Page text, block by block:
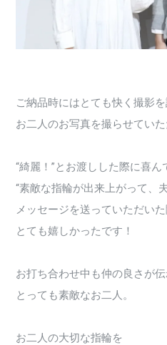
ご納品時にはとても快く撮影
お二人のお写真を撮らせていた
“綺麗！”とお渡しした際に喜ん
“素敵な指輪が出来上がって、
メッセージを送っていただい
とても嬉しかったです！
お打ち合わせ中も仲の良さが
とっても素敵なお二人。
お二人の大切な指輪を